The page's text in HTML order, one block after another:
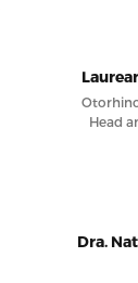
Head
Dra.